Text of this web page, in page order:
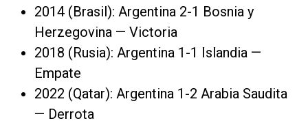
2014 (Brasil): Argentina 2-1 Bosnia y
Herzegovina — Victoria
2018 (Rusia): Argentina 1-1 Islandia —
Empate
2022 (Qatar): Argentina 1-2 Arabia Saudita
— Derrota